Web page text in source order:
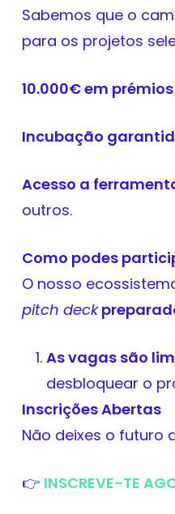
Sabemos que o
para os projetos
10.000€ em
Incubação
Acesso a
outros.
Como podes
O nosso
pitch deck
As vagas são
desbloquear o
Inscrições Abertas
Não deixes o futuro
👉 INSCREVE-TE